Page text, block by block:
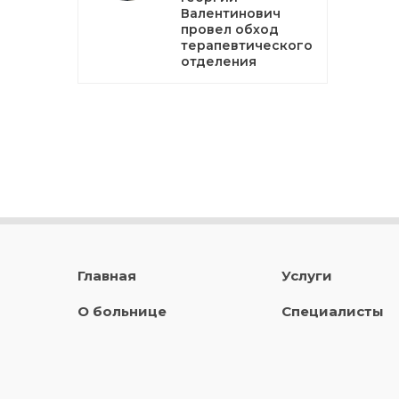
Валентинович
провел обход
терапевтического
отделения
Главная
О больнице
Услуги
Специалисты